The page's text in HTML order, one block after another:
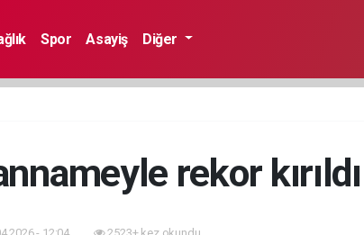
Spor Asayiş Diğer
rekor kırıldı